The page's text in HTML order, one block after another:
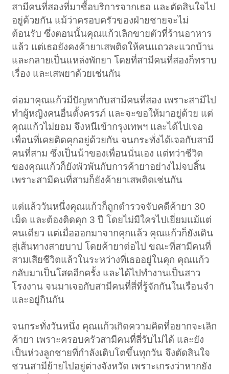
สามีคนที่สองที่มาซื้อบริการจากเธอ และตัดสินใจไป
อยู่ด้วยกัน แม้ว่าครอบครัวของฝ่ายชายจะไม่
ต้อนรับ ซึ่งตอนนั้นคุณแก้วเลิกขายตัวที่ร้านอาหาร
แล้ว แต่เธอยังคงค้ายาเสพติดให้คนแถวละแวกบ้าน
และกลายเป็นแหล่งพักยา โดยที่สามีคนที่สองก็ทราบ
เรื่อง และเสพยาด้วยเช่นกัน
ต่อมาคุณแก้วมีปัญหากับสามีคนที่สอง เพราะสามีไป
ทำผู้หญิงคนอื่นตั้งครรภ์ และจะขอให้มาอยู่ด้วย แต่
คุณแก้วไม่ยอม จึงหนีเข้ากรุงเทพฯ และได้ไปเจอ
เพื่อนที่เคยติดคุกอยู่ด้วยกัน จนกระทั่งได้เจอกับสามี
คนที่สาม ซึ่งเป็นน้าของเพื่อนนั่นเอง แต่ทว่าชีวิต
ของคุณแก้วก็ยังพัวพันกับการค้ายาอย่างไม่จบสิ้น
เพราะสามีคนที่สามก็ยังค้ายาเสพติดเช่นกัน
แต่แล้ววันหนึ่งคุณแก้วก็ถูกตำรวจจับคดีค้ายา 30
เม็ด และต้องติดคุก 3 ปี โดยไม่มีใครไปเยี่ยมแม้แต่
คนเดียว แต่เมื่อออกมาจากคุกแล้ว คุณแก้วก็ยังเดิน
สู่เส้นทางสายบาป โดยค้ายาต่อไป ขณะที่สามีคนที่
สามเสียชีวิตแล้วในระหว่างที่เธออยู่ในคุก คุณแก้ว
กลับมาเป็นโสดอีกครั้ง และได้ไปทำงานเป็นสาว
โรงงาน จนมาเจอกับสามีคนที่สี่ที่รู้จักกันในเรือนจำ
และอยู่กินกัน
จนกระทั่งวันหนึ่ง คุณแก้วเกิดความคิดที่อยากจะเลิก
ค้ายา เพราะครอบครัวสามีคนที่สี่รับไม่ได้ และยัง
เป็นห่วงลูกชายที่กำลังเติบโตขึ้นทุกวัน จึงตัดสินใจ
ชวนสามีย้ายไปอยู่ต่างจังหวัด เพราะเกรงว่าหากยัง